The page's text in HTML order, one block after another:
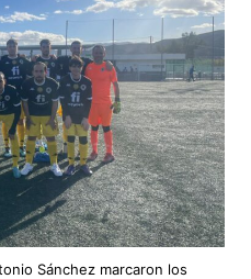
Sánchez marcaron los